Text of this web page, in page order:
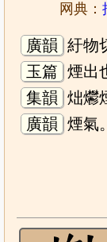
网典：
廣韻 紆物
玉篇 煙出
集韻 炪爩
廣韻 煙氣。